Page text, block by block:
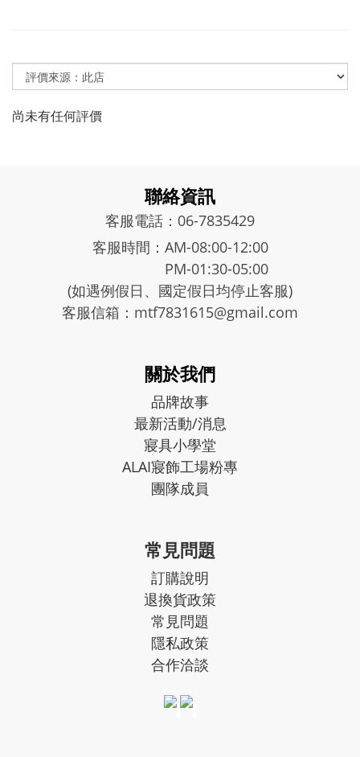
尚未有任何評價
聯絡資訊
客服電話：06-7835429
客服時間：AM-08:00-12:00
PM-01:30-05:00
(如遇例假日、國定假日均停止客服)
客服信箱：mtf7831615@gmail.com
關於我們
品牌故事
最新活動/消息
寢具小學堂
ALAI寢飾工場粉專
團隊成員
常見問題
訂購說明
退換貨政策
常見問題
隱私政策
合作洽談